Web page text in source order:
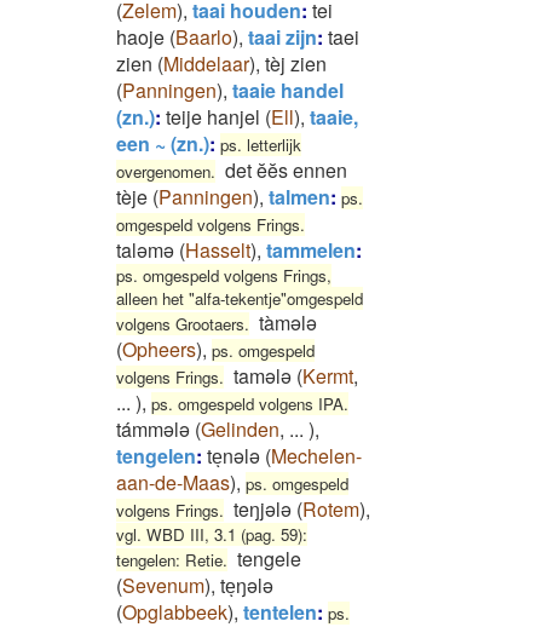
(Zelem), taai houden: tei
haoje (Baarlo), taai zijn: taei
zien (Middelaar), tèj zien
(Panningen), taaie handel
(zn.): teije hanjel (Ell), taaie,
een ~ (zn.): ps. letterlijk
overgenomen. det ĕĕs ennen
tèje (Panningen), talmen: ps.
omgespeld volgens Frings.
taləmə (Hasselt), tammelen:
ps. omgespeld volgens Frings,
alleen het "alfa-tekentje"omgespeld
volgens Grootaers. tàmələ
(Opheers), ps. omgespeld
volgens Frings. tamələ (Kermt,
... ), ps. omgespeld volgens IPA.
támmələ (Gelinden, ... ),
tengelen: teͅnələ (Mechelen-
aan-de-Maas), ps. omgespeld
volgens Frings. teŋjələ (Rotem),
vgl. WBD III, 3.1 (pag. 59):
tengelen: Retie. tengele
(Sevenum), teͅŋələ
(Opglabbeek), tentelen: ps.